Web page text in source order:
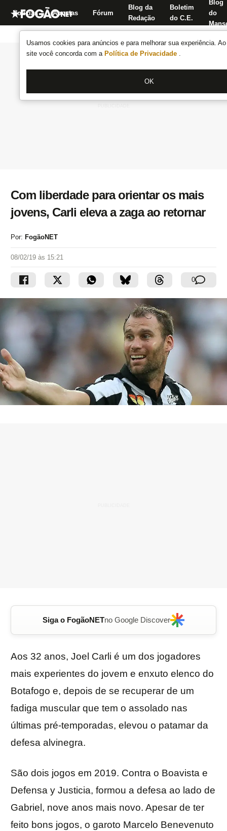
Usamos cookies para anúncios e para melhorar sua experiência.
site você concorda com a Política de Privacidade .
OK
Notícias Apostas Fórum
Blog da
Redação
Boletim
do C.E.
Blog
do
Com liberdade para orientar os mais
jovens, Carli eleva a zaga ao retornar
Por: FogãoNET
08/02/19 às 15:21
0
Siga o FogãoNETno Google Discover
Aos 32 anos, Joel Carli é um dos jogadores
mais experientes do jovem e enxuto elenco do
Botafogo e, depois de se recuperar de um
fadiga muscular que tem o assolado nas
últimas pré-temporadas, elevou o patamar da
defesa alvinegra.
São dois jogos em 2019. Contra o Boavista e
Defensa y Justicia, formou a defesa ao lado de
Gabriel, nove anos mais novo. Apesar de ter
feito bons jogos, o garoto Marcelo Benevenuto